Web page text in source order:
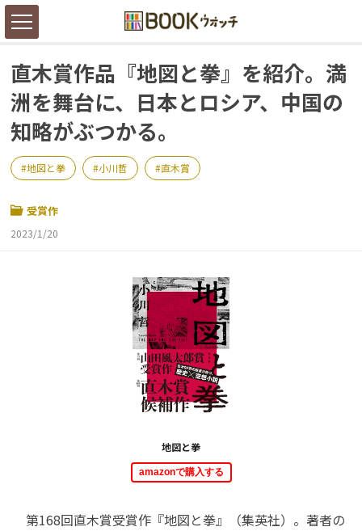
直木賞作品『地図と拳』を紹介。満
洲を舞台に、日本とロシア、中国の
知略がぶつかる。
地図と拳 小川哲 直木賞
受賞作
2023/1/20
地図と拳
amazonで購入する
第168回直木賞受賞作『地図と拳』（集英社）。著者の